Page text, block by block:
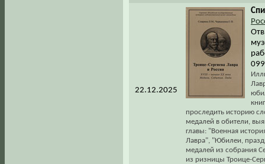
22.12.2025
проследить историю
медалей в обители,
главы: "Военная
Лавра", "Юбилеи,
медалей из собрания
из ризницы Троице-